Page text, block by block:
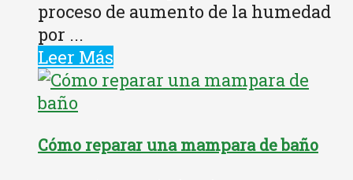
proceso de aumento de la humedad
por ...
Leer Más
Cómo reparar una mampara de baño